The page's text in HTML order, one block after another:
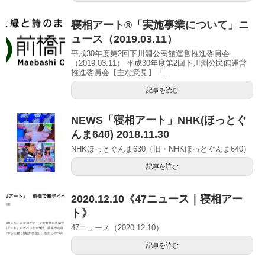
寝相アート®「実施事業について」ニ
ュース（2019.03.11）
平成30年度第2回下川淵公民館運営推進委員会
（2019.03.11） 平成30年度第2回下川淵公民館運営
推進委員会【主な意見】「...
記事を読む
NEWS「寝相アート」NHK(ほっとぐ
んま640) 2018.11.30
NHKほっとぐんま630（旧・NHKほっとぐんま640）
記事を読む
2020.12.10《47ニュース｜寝相アー
ト》
47ニュース（2020.12.10）
記事を読む